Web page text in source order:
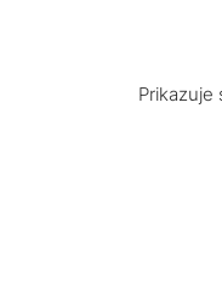
Prikazuje